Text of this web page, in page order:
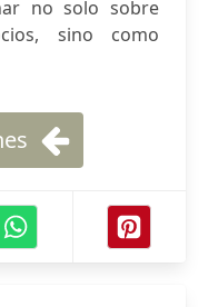
no solo sobre
sino como